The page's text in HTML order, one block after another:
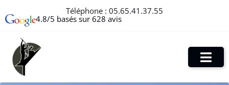
Téléphone : 05.65.41.37.55
4.8/5 basés sur 628 avis